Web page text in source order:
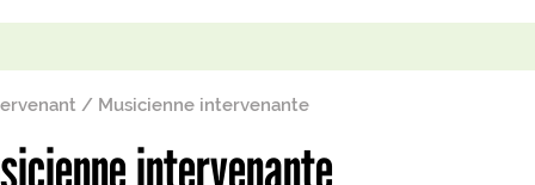
Alternance : les formations des écoles
/ Musicienne intervenante
intervenante